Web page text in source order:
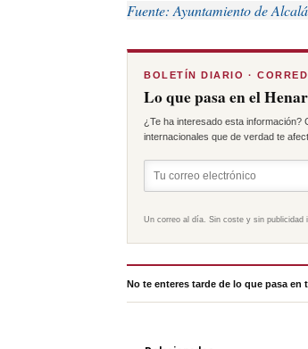
Fuente: Ayuntamiento de
BOLETÍN DIARIO ·
Lo que pasa en el
¿Te ha interesado esta información?
internacionales que de verdad te
Un correo al día. Sin coste y sin publicidad
No te enteres tarde de lo que pasa en